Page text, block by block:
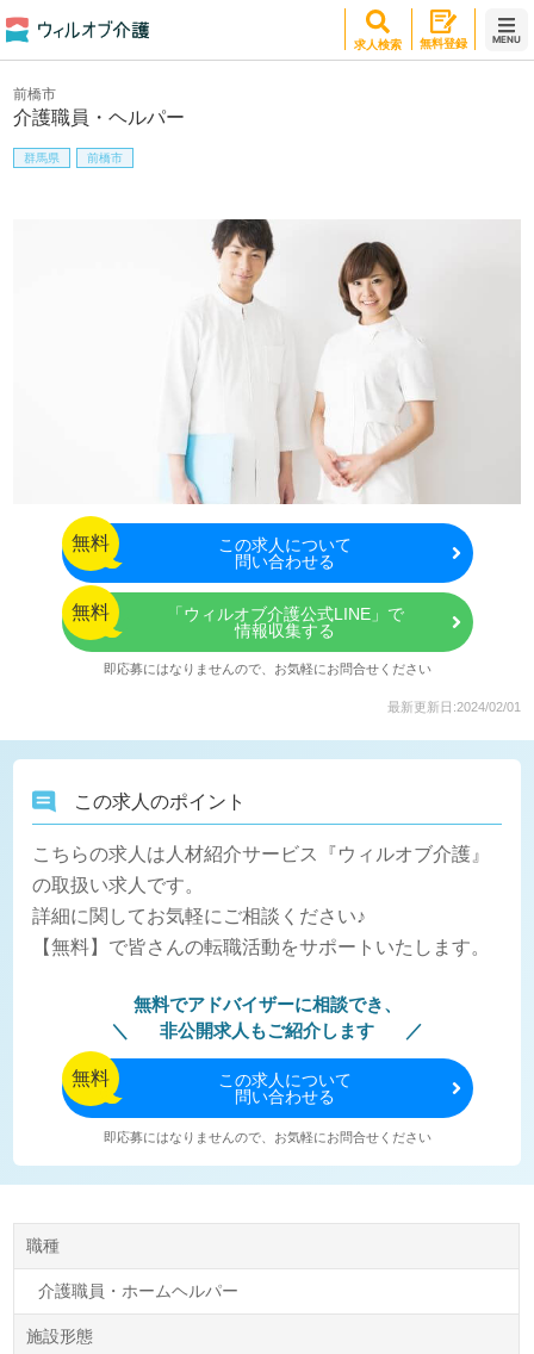
求人検索 無料登録 MENU
介護職員・ヘルパー
前橋市
群馬県 前橋市
無料 この求人について
問い合わせる
無料
「ウィルオブ介護公式LINE」で
情報収集する
即応募にはなりませんので、お気軽にお問合せください
最新更新日:2024/02/01
この求人のポイント
こちらの求人は人材紹介サービス『ウィルオブ介護』
の取扱い求人です。
詳細に関してお気軽にご相談ください♪
【無料】で皆さんの転職活動をサポートいたします。
無料でアドバイザーに相談でき、
非公開求人もご紹介します
無料 この求人について
問い合わせる
即応募にはなりませんので、お気軽にお問合せください
職種
介護職員・ホームヘルパー
施設形態